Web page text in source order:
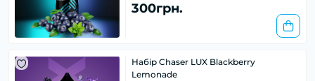
300грн.
Набір Chaser LUX Blackberry
Lemonade